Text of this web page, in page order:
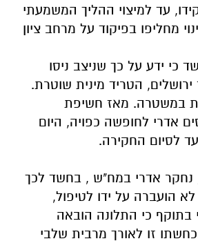
עד למיצוי ההליך המשמעתי
מחליפו בפיקוד על מרחב ציון
כי ידע על כך שניצב ניסו
הטריד מינית שוטרת.
במשטרה. מאז חשיפת
אדרי לחופשה כפויה, היום
לסיום החקירה.
נחקר אדרי במח"ש , בחשד לכך
הועברה על ידו לטיפול,
בתוקף כי התלונה הובאה
זו לאורך מרבית שלבי